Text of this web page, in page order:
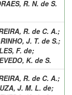
R. N. de S.
R. de C. A.;
J. T. de S.;
F. de;
K. de S.
R. de C. A.;
J. M. L. de;